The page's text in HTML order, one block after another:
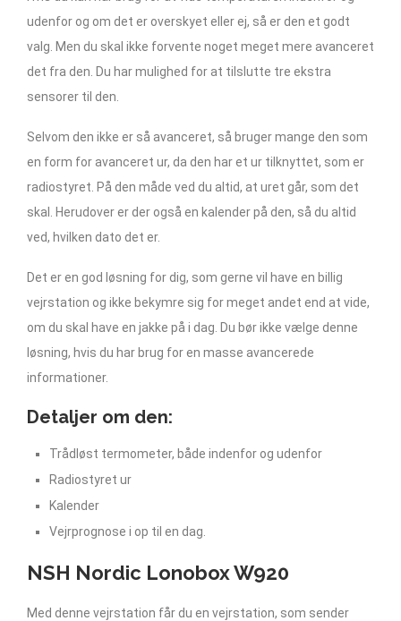
udenfor og om det er overskyet eller ej, så er den et godt
valg. Men du skal ikke forvente noget meget mere avanceret
det fra den. Du har mulighed for at tilslutte tre ekstra
sensorer til den.
Selvom den ikke er så avanceret, så bruger mange den som
en form for avanceret ur, da den har et ur tilknyttet, som er
radiostyret. På den måde ved du altid, at uret går, som det
skal. Herudover er der også en kalender på den, så du altid
ved, hvilken dato det er.
Det er en god løsning for dig, som gerne vil have en billig
vejrstation og ikke bekymre sig for meget andet end at vide,
om du skal have en jakke på i dag. Du bør ikke vælge denne
løsning, hvis du har brug for en masse avancerede
informationer.
Detaljer om den:
Trådløst termometer, både indenfor og udenfor
Radiostyret ur
Kalender
Vejrprognose i op til en dag.
NSH Nordic Lonobox W920
Med denne vejrstation får du en vejrstation, som sender